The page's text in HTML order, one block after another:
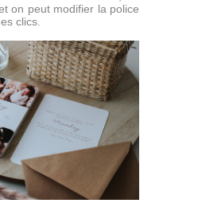
on peut modifier la police
clics.